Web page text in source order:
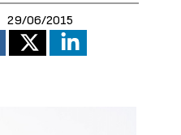
29/06/2015